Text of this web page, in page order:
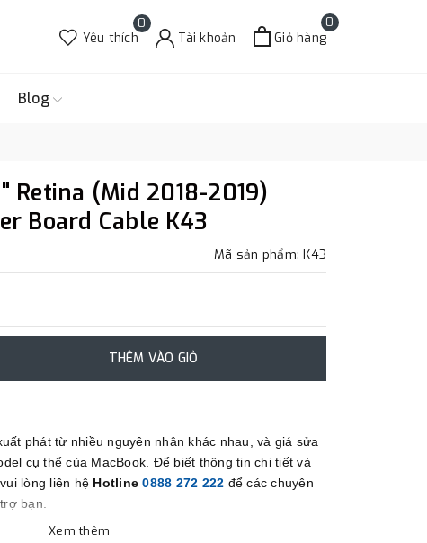
0
Yêu thích Tài khoản
0
Giỏ hàng
Blog
Retina (Mid 2018-2019)
Board Cable K43
Mã sản phẩm: K43
THÊM VÀO GIỎ
phát từ nhiều nguyên nhân khác nhau, và giá sửa
cụ thể của MacBook. Để biết thông tin chi tiết và
lòng liên hệ Hotline 0888 272 222 để các chuyên
bạn.
Xem thêm